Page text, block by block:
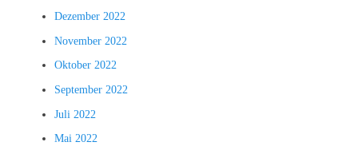
Dezember 2022
November 2022
Oktober 2022
September 2022
Juli 2022
Mai 2022